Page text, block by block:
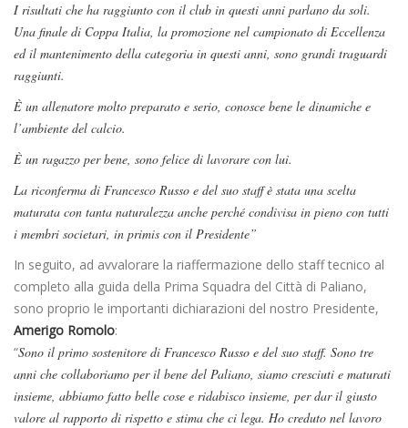
I risultati che ha raggiunto con il club in questi anni parlano da soli.
Una finale di Coppa Italia, la promozione nel campionato di Eccellenza
ed il mantenimento della categoria in questi anni, sono grandi traguardi
raggiunti.
È un allenatore molto preparato e serio, conosce bene le dinamiche e
l’ambiente del calcio.
È un ragazzo per bene, sono felice di lavorare con lui.
La riconferma di Francesco Russo e del suo staff è stata una scelta
maturata con tanta naturalezza anche perché condivisa in pieno con tutti
i membri societari, in primis con il Presidente”
In seguito, ad avvalorare la riaffermazione dello staff tecnico al
completo alla guida della Prima Squadra del Città di Paliano,
sono proprio le importanti dichiarazioni del nostro Presidente,
Amerigo Romolo:
“Sono il primo sostenitore di Francesco Russo e del suo staff. Sono tre
anni che collaboriamo per il bene del Paliano, siamo cresciuti e maturati
insieme, abbiamo fatto belle cose e ridabisco insieme, per dar il giusto
valore al rapporto di rispetto e stima che ci lega. Ho creduto nel lavoro